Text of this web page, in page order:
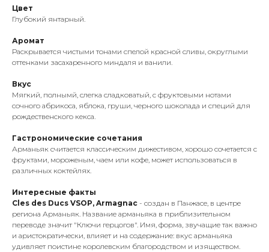
Цвет
Глубокий янтарный.
Аромат
Раскрывается чистыми тонами спелой красной сливы, округлыми
оттенками засахаренного миндаля и ванили.
Вкус
Мягкий, полнымй, слегка сладковатый, с фруктовыми нотами
сочного абрикоса, яблока, груши, черного шоколада и специй для
рождественского кекса.
Гастрономические сочетания
Арманьяк считается классическим дижестивом, хорошо сочетается с
фруктами, мороженым, чаем или кофе, может использоваться в
различных коктейлях.
Интересные факты
Cles des Ducs VSOP, Armagnac - создан в Панжасе, в центре
региона Арманьяк. Название арманьяка в приблизительном
переводе значит "Ключи герцогов". Имя, форма, звучащие так важно
и аристократически, влияет и на содержание: вкус арманьяка
удивляет поистине королевским благородством и изяществом.